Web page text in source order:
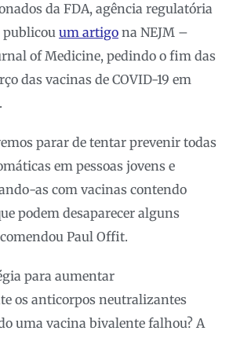
da FDA, agência regulatória
publicou um artigo na NEJM –
of Medicine, pedindo o fim das
das vacinas de COVID-19 em
parar de tentar prevenir todas
em pessoas jovens e
as com vacinas contendo
podem desaparecer alguns
Paul Offit.
para aumentar
os anticorpos neutralizantes
uma vacina bivalente falhou? A